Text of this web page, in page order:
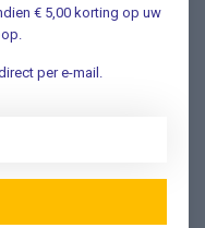
vragen ✔ Direct
hulp bij uw
€ 5,00 korting op uw
per e-mail.